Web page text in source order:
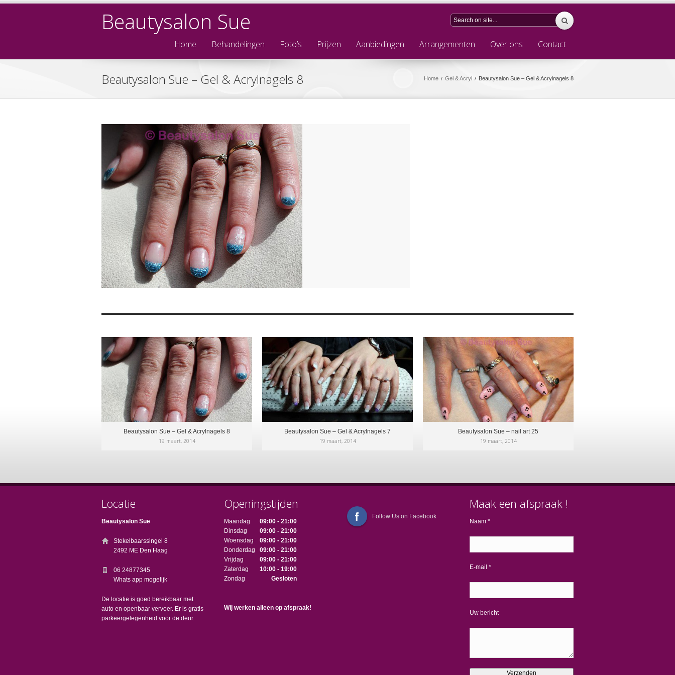
Beautysalon Sue
Home Behandelingen Foto’s Prijzen Aanbiedingen Arrangementen Over ons Contact
Beautysalon Sue – Gel & Acrylnagels 8 Home / Gel & Acryl / Beautysalon Sue – Gel & Acrylnagels 8
Beautysalon Sue – Gel & Acrylnagels 8
19 maart, 2014
Beautysalon Sue – Gel & Acrylnagels 7
19 maart, 2014
Beautysalon Sue – nail art 25
19 maart, 2014
Locatie
Beautysalon Sue
Stekelbaarssingel 8
2492 ME Den Haag
06 24877345
Whats app mogelijk
De locatie is goed bereikbaar met
auto en openbaar vervoer. Er is gratis
parkeergelegenheid voor de deur.
Openingstijden
Maandag
09:00 - 21:00
Dinsdag
09:00 - 21:00
Woensdag
09:00 - 21:00
Donderdag
09:00 - 21:00
Vrijdag
09:00 - 21:00
Zaterdag
10:00 - 19:00
Zondag
Gesloten
Wij werken alleen op afspraak!
Follow Us on Facebook
Maak een afspraak !
Naam *
E-mail *
Uw bericht